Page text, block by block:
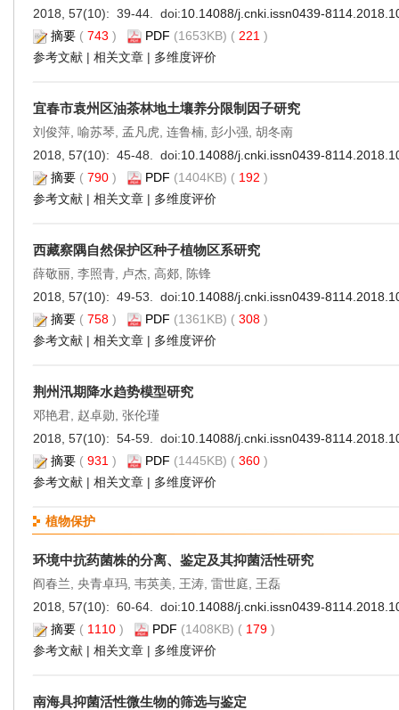
2018, 57(10): 39-44. doi:10.14088/j.cnki.issn0439-
摘要 ( 743 ) PDF (1653KB) ( 221 )
参考文献 | 相关文章 | 多维度评价
宜春市袁州区油茶林地土壤养分限制因子研究
刘俊萍, 喻苏琴, 孟凡虎, 连鲁楠, 彭小强, 胡冬南
2018, 57(10): 45-48. doi:10.14088/j.cnki.issn0439-
摘要 ( 790 ) PDF (1404KB) ( 192 )
参考文献 | 相关文章 | 多维度评价
西藏察隅自然保护区种子植物区系研究
薛敬丽, 李照青, 卢杰, 高郯, 陈锋
2018, 57(10): 49-53. doi:10.14088/j.cnki.issn0439-
摘要 ( 758 ) PDF (1361KB) ( 308 )
参考文献 | 相关文章 | 多维度评价
荆州汛期降水趋势模型研究
邓艳君, 赵卓勋, 张伦瑾
2018, 57(10): 54-59. doi:10.14088/j.cnki.issn0439-
摘要 ( 931 ) PDF (1445KB) ( 360 )
参考文献 | 相关文章 | 多维度评价
植物保护
环境中抗药菌株的分离、鉴定及其抑菌活性研究
阎春兰, 央青卓玛, 韦英美, 王涛, 雷世庭, 王磊
2018, 57(10): 60-64. doi:10.14088/j.cnki.issn0439-
摘要 ( 1110 ) PDF (1408KB) ( 179 )
参考文献 | 相关文章 | 多维度评价
南海具抑菌活性微生物的筛选与鉴定